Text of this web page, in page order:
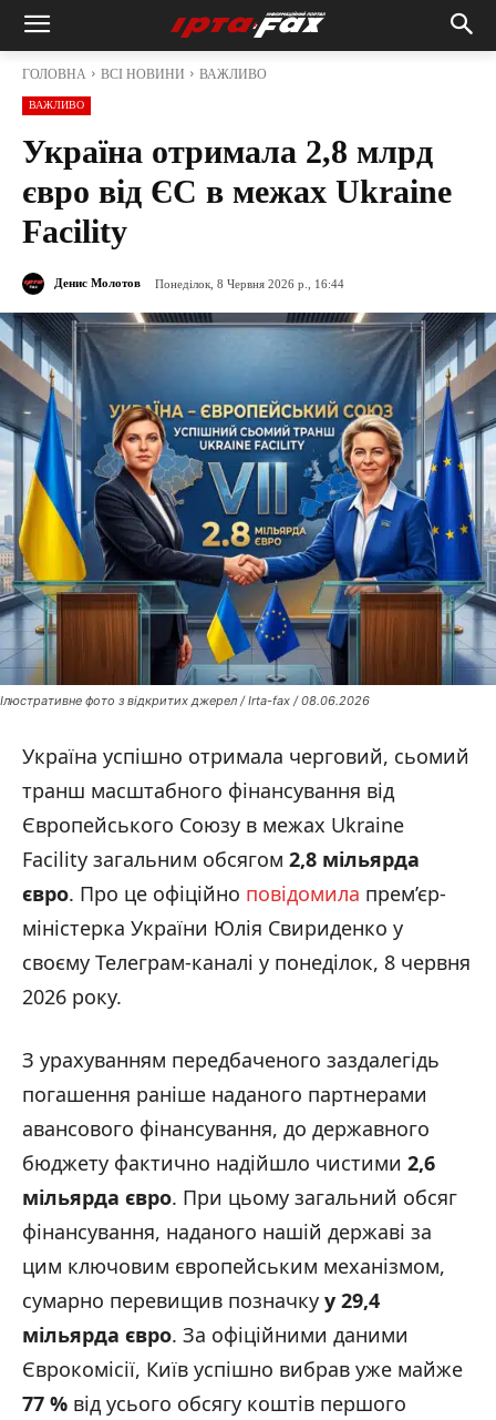
ГОЛОВНА ВСІ НОВИНИ ВАЖЛИВО
ВАЖЛИВО
Україна отримала 2,8 млрд
євро від ЄС в межах Ukraine
Facility
Денис Молотов Понеділок, 8 Червня 2026 р., 16:44
Ілюстративне фото з відкритих джерел / Irta-fax / 08.06.2026
Україна успішно отримала черговий, сьомий
транш масштабного фінансування від
Європейського Союзу в межах Ukraine
Facility загальним обсягом 2,8 мільярда
євро. Про це офіційно повідомила прем’єр-
міністерка України Юлія Свириденко у
своєму Телеграм-каналі у понеділок, 8 червня
2026 року.
З урахуванням передбаченого заздалегідь
погашення раніше наданого партнерами
авансового фінансування, до державного
бюджету фактично надійшло чистими 2,6
мільярда євро. При цьому загальний обсяг
фінансування, наданого нашій державі за
цим ключовим європейським механізмом,
сумарно перевищив позначку у 29,4
мільярда євро. За офіційними даними
Єврокомісії, Київ успішно вибрав уже майже
77 % від усього обсягу коштів першого